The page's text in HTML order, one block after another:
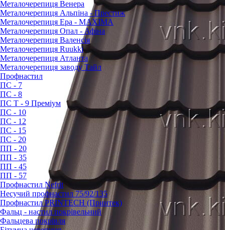
Металочерепиця Венера
Металочерепиця Альпіна - Престиж
Металочерепиця Ера - MAXIMA
Металочерепиця Опал - Афіна
Металочерепиця Валенсія
Металочерепиця Ruukki
Металочерепиця Атланта
Металочерепиця заводу Тайл
Профнастил
ПС - 7
ПС - 8
ПС Т - 9 Преміум
ПС - 10
ПС - 12
ПС - 15
ПС - 20
ПП - 20
ПП - 35
ПП - 45
ПП - 57
Профнастил Nefrit
Несучий профнастил 75/92/135
Профнастил PRINTECH (Принтек)
Фальц - настил покрівельний
Фальцева покрівля